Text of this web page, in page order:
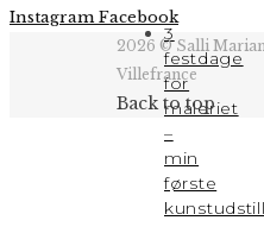
3
festdage
for
maleriet
–
min
første
Instagram Facebook
2026 © Salli
Villefrance
Back to top